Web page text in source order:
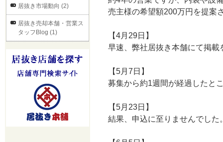
売主様の希望額200万円を提案
【4月29日】
早速、弊社居抜き本舗にて掲載
【5月7日】
募集から約1週間が経過したと
【5月23日】
結果、申込に至りませんでした
居抜き市場動向 (2)
居抜き売却本舗・営業ス
タッフBlog (1)